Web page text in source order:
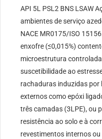
API 5L PSL2 BNS LSAW
ambientes de serviço
NACE MR0175/ISO
enxofre (≤0,015%)
microestrutura
suscetibilidade ao
rachaduras induzidas por
externos como epóxi
três camadas (3LPE), ou
resistência ao solo e à
revestimentos internos